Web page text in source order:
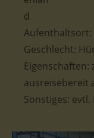
Aufenthaltsort:
Geschlecht:
ausreisebereit
Sonstiges: